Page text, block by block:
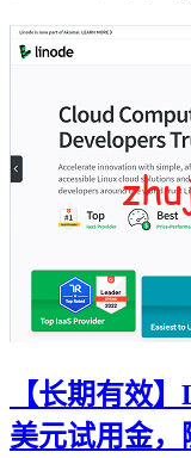
【长期有效
美元试用金，